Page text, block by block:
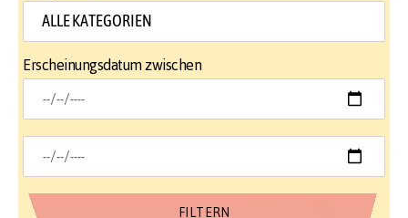
Erscheinungsdatum zwischen